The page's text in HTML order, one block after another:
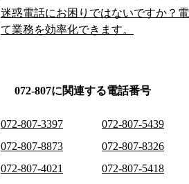
迷惑電話にお困りではないですか？
て業務を効率化できます。
072-807に関連する電話番号
072-807-3397 072-807-5439
072-807-8873
072-807-8326
072-807-4021
072-807-5418